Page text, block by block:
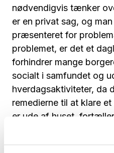
nødvendigvis tænker
er en privat sag, og
præsenteret for
problemet, er det et
forhindrer mange
socialt i samfundet og
hverdagsaktiviteter, da
remedierne til at klare
er ude af huset,